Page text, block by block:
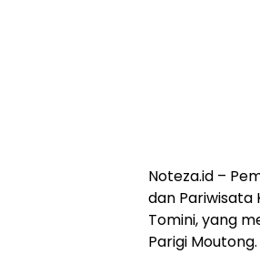
Noteza.id –
dan Pariwisata
Tomini, yang
Parigi